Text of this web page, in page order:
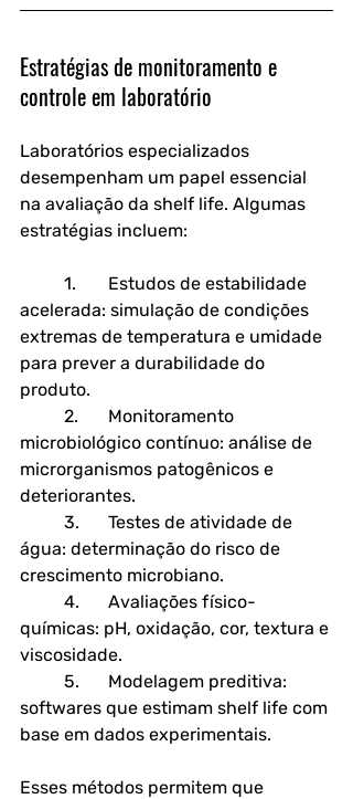
Estratégias de monitoramento e
controle em laboratório
Laboratórios especializados
desempenham um papel essencial
na avaliação da shelf life. Algumas
estratégias incluem:
Estudos de estabilidade
acelerada: simulação de condições
extremas de temperatura e umidade
para prever a durabilidade do
produto.
Monitoramento
microbiológico contínuo: análise de
microrganismos patogênicos e
deteriorantes.
Testes de atividade de
água: determinação do risco de
crescimento microbiano.
Avaliações físico-
químicas: pH, oxidação, cor, textura e
viscosidade.
Modelagem preditiva:
softwares que estimam shelf life com
base em dados experimentais.
Esses métodos permitem que